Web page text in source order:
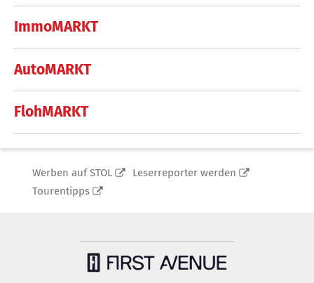
ImmoMARKT
AutoMARKT
FlohMARKT
Werben auf STOL
Leserreporter werden
Tourentipps